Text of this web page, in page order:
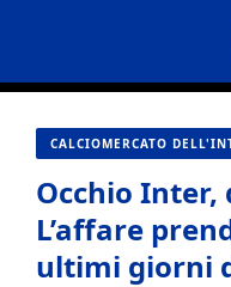
contenuto
CALCIOMERCATO
Occhio Inter,
L’affare
ultimi giorni